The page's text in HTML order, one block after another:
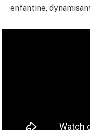
enfantine,